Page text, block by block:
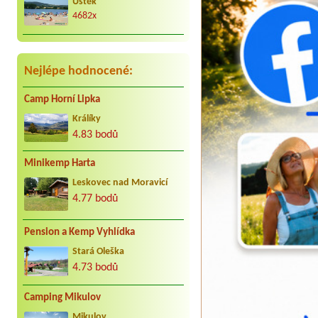
kar. cca 25 let do Jindřiše vždy
radostně. Děkujeme Vaculovi, Brno.
4682x
Nejlépe hodnocené:
Camp Horní Lipka
Králíky
4.83 bodů
Minikemp Harta
Leskovec nad Moravicí
4.77 bodů
Pension a Kemp Vyhlídka
Stará Oleška
4.73 bodů
Camping Mikulov